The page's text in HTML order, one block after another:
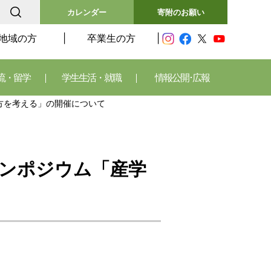
カレンダー 寄附のお願い
域の方 卒業生の方
・留学 学生生活・就職 情報公開･広報
考える」の開催について
ポジウム「産学